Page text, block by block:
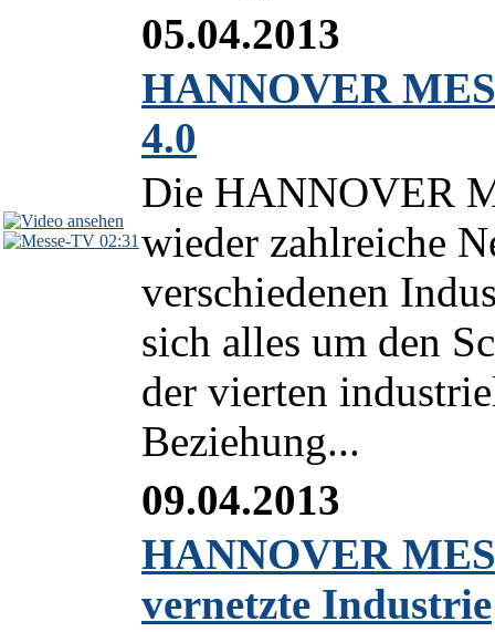
02:31
05.04.2013
HANNOVER
4.0
Die HANNOVER
wieder zahlreiche
verschiedenen
sich alles um den
der vierten
Beziehung...
09.04.2013
HANNOVER
vernetzte Industrie